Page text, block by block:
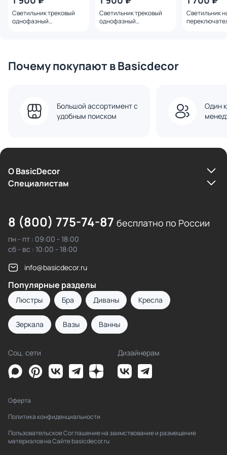
Светильник трековый
однофазный
Светильник трековый
однофазный
Светильник
Почему покупают в Basicdecor
Большой ассортимент с
удобным поиском
Один
О BasicDecor
Cпециалистам
8 (800) 775-74-87 бесплатно по России
пн - пт : 09:00 - 18:00
сб - вс : 10:00 - 18:00
info@basicdecor.ru
Популярные разделы
Люстры Бра Диваны Кресла
Зеркала Вазы Ванны
Соц. сети Дизайнерам
Оферта
Политика конфиденциальности
Пользовательское Соглашение на заимствование и размещение
материалов на Сайте basicdecor.ru